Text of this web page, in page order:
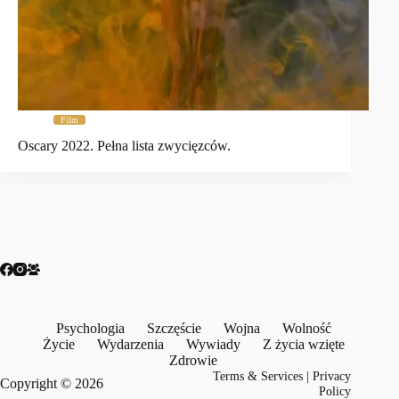
Film
Oscary 2022. Pełna lista zwycięzców.
Psychologia Szczęście Wojna
Wolność
Życie
Wydarzenia Wywiady
Z życia wzięte
Zdrowie
Copyright © 2026
Terms & Services |Privacy
Policy